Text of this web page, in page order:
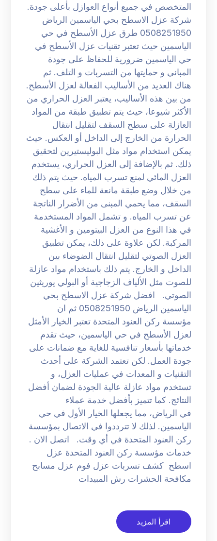
المتخصص في جميع أنواع العوازل بأعلى جودة.
شركة عزل الاسطح بحي الياسمين الرياض
0508251950 طرق عزل الأسطح في حي
الياسمين حيث تعتبر تقنيات عزل الأسطح في
حي الياسمين ضرورية للحفاظ على جودة
المباني و حمايتها من التسربات و التلف. ثم
هناك العديد من الأساليب الفعالة لعزل الأسطح.
من بين هذه الأساليب، يعتبر العزل الحراري من
الأكثر شيوعا، حيث يتم تطبيق طبقة من المواد
العازلة على سطح السقف لتقليل انتقال
الحرارة من الخارج إلى الداخل أو العكس. حيث
يمكن استخدام مواد مثل البوليستيرين لتحقيق
ذلك. ثم بالإضافة إلى العزل الحراري، يستخدم
العزل المائي لمنع تسرب المياه. حيث يتم ذلك
من خلال وضع طبقة مانعة للماء على سطح
السقف، مما يحمي المبنى من الأضرار الناتجة
عن تسرب المياه. و تشمل المواد المستخدمة
في هذا النوع من العزل البيتومين و الأغشية
المركبة. لكن علاوة على ذلك، يمكن تطبيق
العزل الصوتي لتقليل انتقال الضوضاء بين
الداخل و الخارج. يتم ذلك باستخدام مواد عازلة
للصوت مثل الألياف الزجاجية أو البولي يوريثين
الصوتي. افضل شركة عزل الاسطح بحي
الياسمين الرياض 0508251950 ثم ان
مؤسسة ركن العنود المتحدة تعتبر الخيار الأمثل
لعزل الأسطح في حي الياسمين، حيث تقدم
خدماتها بأسعار تنافسية للغاية مع ضمانات على
جودة العمل. لكن تعتمد الشركة على أحدث
التقنيات و المعدات في عمليات العزل، و
تستخدم مواد عازلة عالية الجودة لضمان أفضل
النتائج. كما تتميز بأفضل خدمة عملاء
في الرياض، مما يجعلها الخيار الأول في حي
الياسمين. لذلك لا تترددوا في الاتصال بمؤسسة
ركن العنود المتحدة في أي وقت. اتصل الان .
خدمات مؤسسة ركن العنود المتحدة عزل
اسطح كشف تسربات عزل فوم عزل مسابح
مكافحة الحشرات رش المبيدات
اقرأ المزيد